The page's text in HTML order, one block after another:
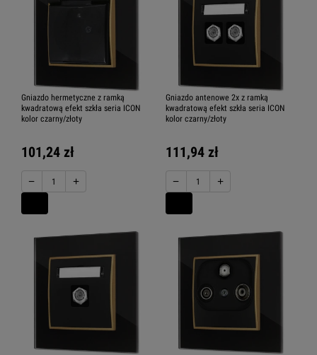
Gniazdo hermetyczne z ramką
kwadratową efekt szkła seria ICON
kolor czarny/złoty
101,24 zł
− +
Gniazdo antenowe 2x z ramką
kwadratową efekt szkła seria ICON
kolor czarny/złoty
111,94 zł
− +